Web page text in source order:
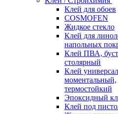
Клей для обоев
COSMOFEN
Жидкое стекло
Клей для
напольных
Клей ПВА,
столярный
Клей
моментальный,
термостойкий
Эпоксидный
Клей под